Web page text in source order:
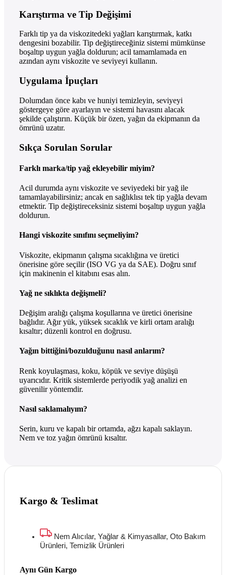
Karıştırma ve Tip Değişimi
Farklı tip ya da viskozitedeki yağları karıştırmak, katkı
dengesini bozabilir. Tip değiştireceğiniz sistemi mümkünse
boşaltıp uygun yağla doldurun; acil tamamlamada en
azından aynı viskozite ve seviyeyi kullanın.
Uygulama İpuçları
Dolumdan önce kabı ve huniyi temizleyin, seviyeyi
göstergeye göre ayarlayın ve sistemi havasını alacak
şekilde çalıştırın. Küçük bir özen, yağın da ekipmanın da
ömrünü uzatır.
Sıkça Sorulan Sorular
Farklı marka/tip yağ ekleyebilir miyim?
Acil durumda aynı viskozite ve seviyedeki bir yağ ile
tamamlayabilirsiniz; ancak en sağlıklısı tek tip yağla devam
etmektir. Tip değiştireceksiniz sistemi boşaltıp uygun yağla
doldurun.
Hangi viskozite sınıfını seçmeliyim?
Viskozite, ekipmanın çalışma sıcaklığına ve üretici
önerisine göre seçilir (ISO VG ya da SAE). Doğru sınıf
için makinenin el kitabını esas alın.
Yağ ne sıklıkta değişmeli?
Değişim aralığı çalışma koşullarına ve üretici önerisine
bağlıdır. Ağır yük, yüksek sıcaklık ve kirli ortam aralığı
kısaltır; düzenli kontrol en doğrusu.
Yağın bittiğini/bozulduğunu nasıl anlarım?
Renk koyulaşması, koku, köpük ve seviye düşüşü
uyarıcıdır. Kritik sistemlerde periyodik yağ analizi en
güvenilir yöntemdir.
Nasıl saklamalıyım?
Serin, kuru ve kapalı bir ortamda, ağzı kapalı saklayın.
Nem ve toz yağın ömrünü kısaltır.
Kargo & Teslimat
Nem Alıcılar, Yağlar & Kimyasallar, Oto Bakım
Ürünleri, Temizlik Ürünleri
Aynı Gün Kargo